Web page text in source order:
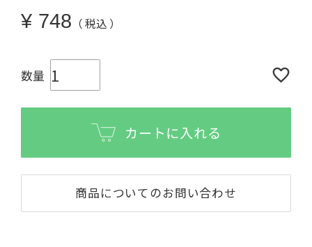
¥ 748 税込
カートに入れる
商品についてのお問い合わせ